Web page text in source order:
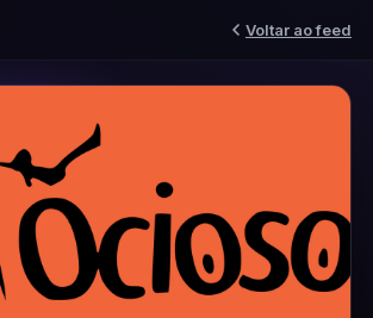
Voltar ao feed